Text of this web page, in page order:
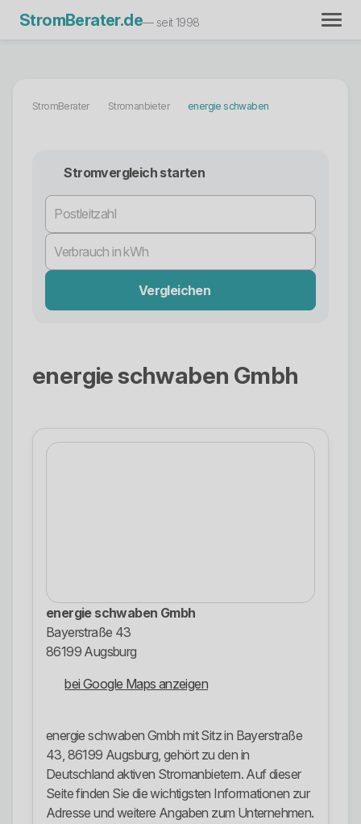
StromBerater.de— seit 1998
StromBerater Stromanbieter energie schwaben
Stromvergleich starten
Vergleichen
energie schwaben Gmbh
energie schwaben Gmbh
Bayerstraße 43
86199 Augsburg
bei Google Maps anzeigen
energie schwaben Gmbh mit Sitz in Bayerstraße
43, 86199 Augsburg, gehört zu den in
Deutschland aktiven Stromanbietern. Auf dieser
Seite finden Sie die wichtigsten Informationen zur
Adresse und weitere Angaben zum Unternehmen.